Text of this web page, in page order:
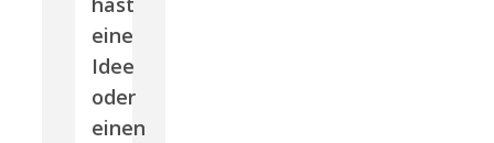
eine
Idee
oder
einen